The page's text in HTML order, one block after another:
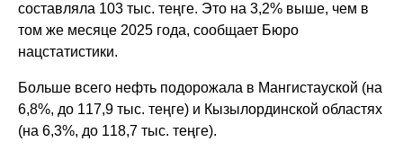
составляла 103 тыс. теңге. Это на 3,2% выше, чем в
том же месяце 2025 года, сообщает Бюро
нацстатистики.
Больше всего нефть подорожала в Мангистауской (на
6,8%, до 117,9 тыс. теңге) и Кызылординской областях
(на 6,3%, до 118,7 тыс. теңге).